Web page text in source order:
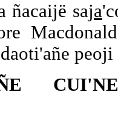
ñacaijë saja
peoji